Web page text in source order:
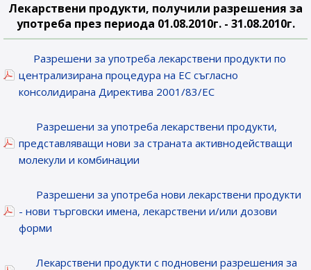
Лекарствени продукти, получили разрешения за
употреба през периода 01.08.2010г. - 31.08.2010г.
Разрешени за употреба лекарствени продукти по
централизирана процедура на ЕС съгласно
консолидирана Директива 2001/83/ЕС
Разрешени за употреба лекарствени продукти,
представляващи нови за страната активнодействащи
молекули и комбинации
Разрешени за употреба нови лекарствени продукти
- нови търговски имена, лекарствени и/или дозови
форми
Лекарствени продукти с подновени разрешения за